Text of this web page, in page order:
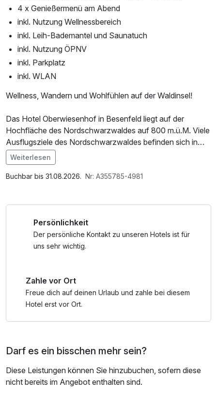
4 x Genießermenü am Abend
inkl. Nutzung Wellnessbereich
inkl. Leih-Bademantel und Saunatuch
inkl. Nutzung ÖPNV
inkl. Parkplatz
inkl. WLAN
Wellness, Wandern und Wohlfühlen auf der Waldinsel!
Das Hotel Oberwiesenhof in Besenfeld liegt auf der
Hochfläche des Nordschwarzwaldes auf 800 m.ü.M. Viele
Ausflugsziele des Nordschwarzwaldes befinden sich in
Unmittelbarer Nähe und sind mit dem PKW schnell zu
erreichen.
Im Angebot enthalten
Saunabenutzung, Saunatuch, Leihbademantel, Parkplatz,
öffentl. Nahverkehr, Tageszeitung
Weiterlesen
Buchbar bis 31.08.2026. Nr: A355785-4981
Persönlichkeit
Der persönliche Kontakt zu unseren Hotels ist für
uns sehr wichtig.
Zahle vor Ort
Freue dich auf deinen Urlaub und zahle bei diesem
Hotel erst vor Ort.
Darf es ein bisschen mehr sein?
Diese Leistungen können Sie hinzubuchen, sofern diese
nicht bereits im Angebot enthalten sind.